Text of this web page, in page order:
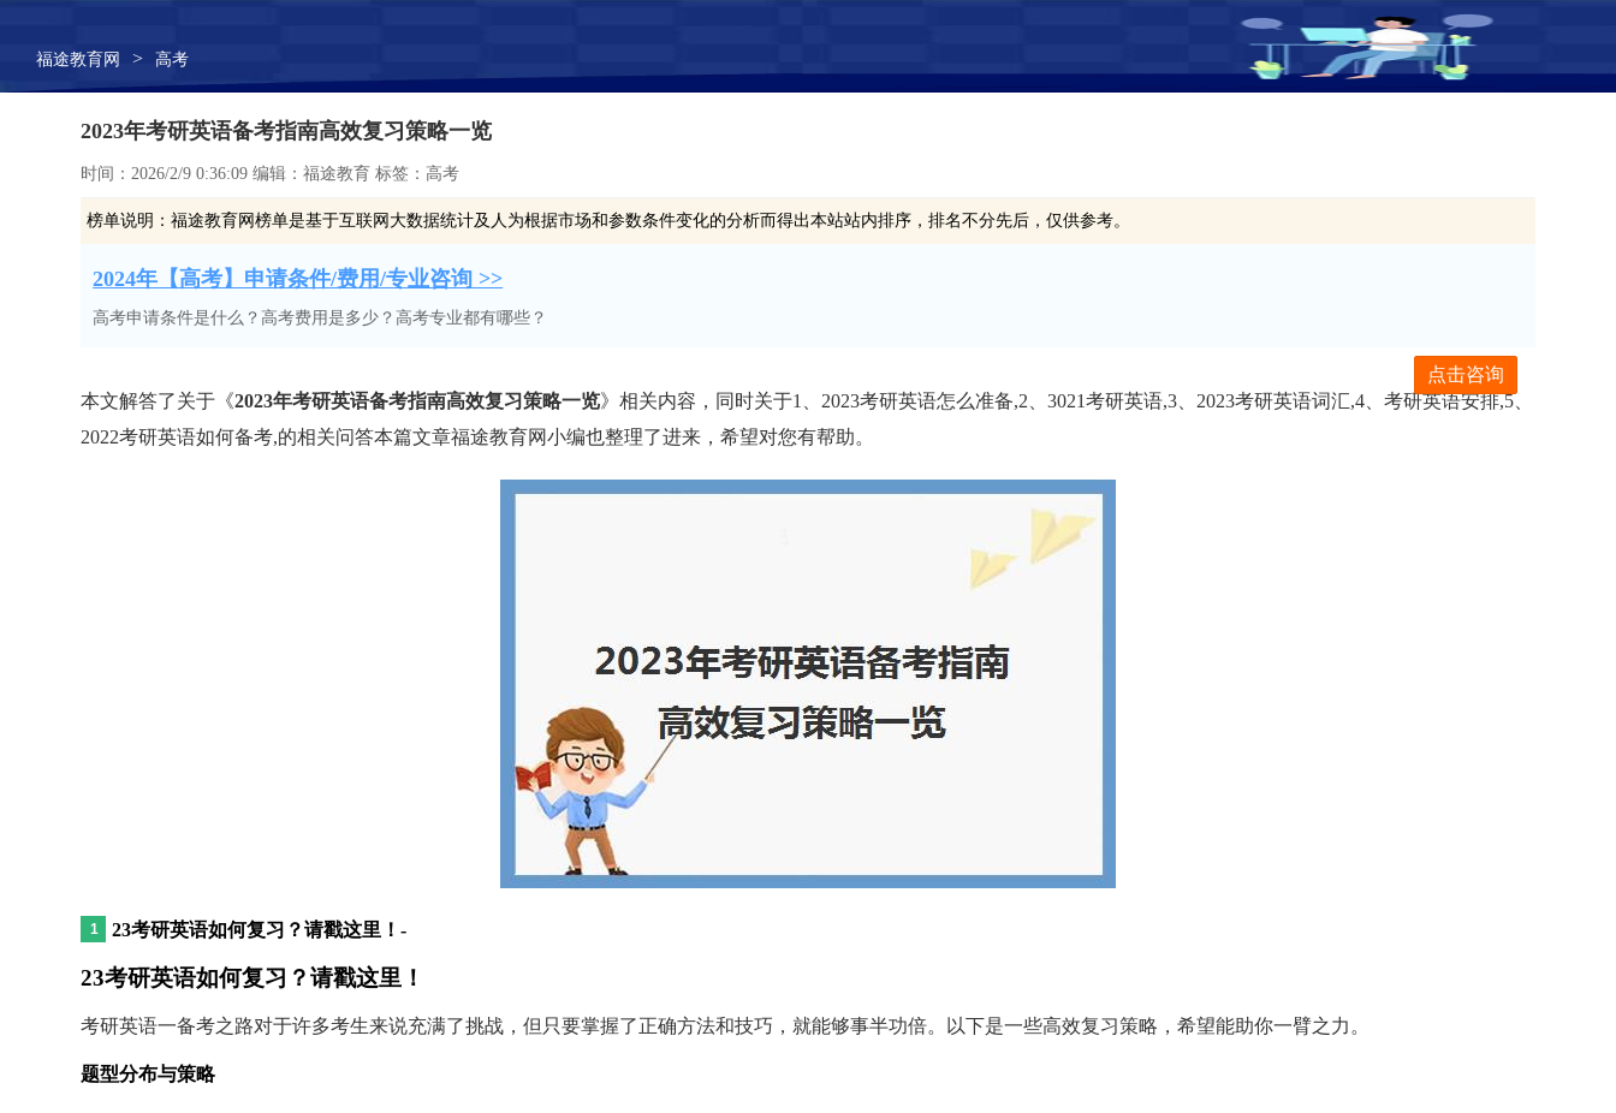
福途教育网 > 高考
2023年考研英语备考指南高效复习策略一览
时间：2026/2/9 0:36:09 编辑：福途教育 标签：高考
榜单说明：福途教育网榜单是基于互联网大数据统计及人为根据市场和参数条件变化的分析而得出本站站内排序，排名不分先后，仅供参考。
2024年【高考】申请条件/费用/专业咨询 >>
高考申请条件是什么？高考费用是多少？高考专业都有哪些？
点击咨询
本文解答了关于《2023年考研英语备考指南高效复习策略一览》相关内容，同时关于1、2023考研英语怎么准备,2、3021考研英语,3、2023考研英语词汇,4、考研英语安排,5、
2022考研英语如何备考,的相关问答本篇文章福途教育网小编也整理了进来，希望对您有帮助。
23考研英语如何复习？请戳这里！-
23考研英语如何复习？请戳这里！
考研英语一备考之路对于许多考生来说充满了挑战，但只要掌握了正确方法和技巧，就能够事半功倍。以下是一些高效复习策略，希望能助你一臂之力。
题型分布与策略